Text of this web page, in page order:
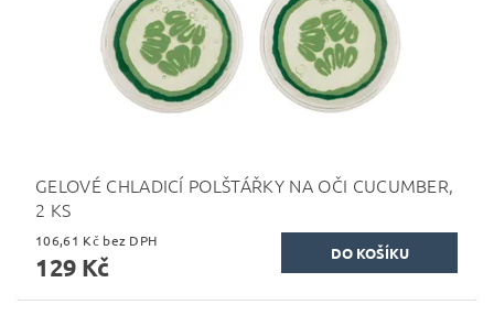
GELOVÉ CHLADICÍ POLŠTÁŘKY NA OČI CUCUMBER,
2 KS
106,61 Kč bez DPH
129 Kč